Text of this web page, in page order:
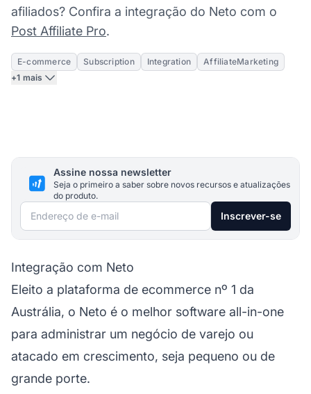
afiliados? Confira a integração do Neto com o
Post Affiliate Pro.
E-commerce Subscription Integration
AffiliateMarketing
+1 mais
Assine nossa newsletter
Seja o primeiro a saber sobre novos recursos e atualizações
do produto.
Endereço de e-mail Inscrever-se
Integração com Neto
Eleito a plataforma de ecommerce nº 1 da
Austrália, o Neto é o melhor software all-in-one
para administrar um negócio de varejo ou
atacado em crescimento, seja pequeno ou de
grande porte.